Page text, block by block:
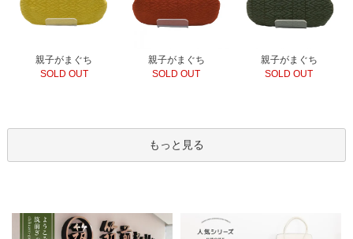
親子がまぐち
SOLD OUT
親子がまぐち
SOLD OUT
親子がまぐち
SOLD OUT
もっと見る